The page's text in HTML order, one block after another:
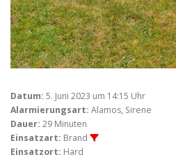
Datum: 5. Juni 2023 um 14:15 Uhr
Alarmierungsart: Alamos, Sirene
Dauer: 29 Minuten
Einsatzart: Brand
Einsatzort: Hard